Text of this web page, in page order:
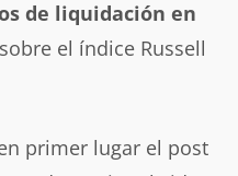
de liquidación en
el índice Russell
primer lugar el post